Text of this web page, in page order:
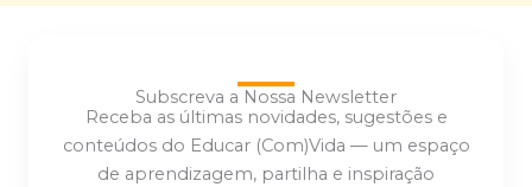
Subscreva a Nossa Newsletter
Receba as últimas novidades, sugestões e
conteúdos do Educar (Com)Vida — um espaço
de aprendizagem, partilha e inspiração